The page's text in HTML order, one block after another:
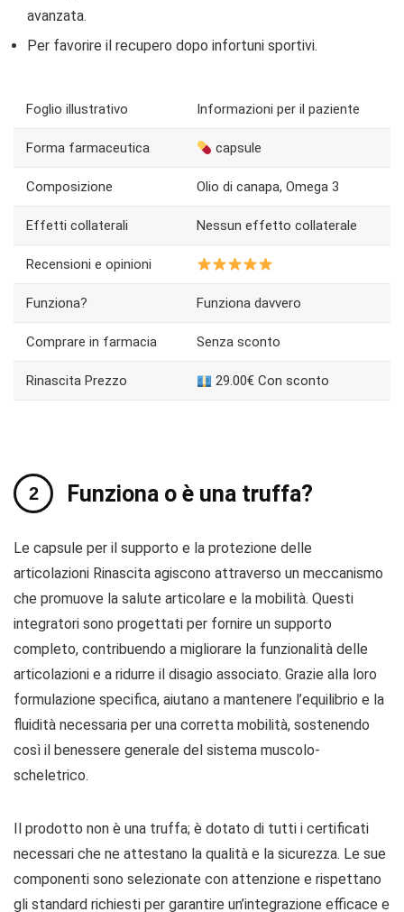
avanzata.
Per favorire il recupero dopo infortuni sportivi.
Foglio illustrativo Informazioni per il paziente
Forma farmaceutica capsule
Composizione Olio di canapa, Omega 3
Effetti collaterali Nessun effetto collaterale
Recensioni e opinioni
Funziona? Funziona davvero
Comprare in farmacia Senza sconto
Rinascita Prezzo 29.00€ Con sconto
Funziona o è una truffa?
Le capsule per il supporto e la protezione delle
articolazioni Rinascita agiscono attraverso un meccanismo
che promuove la salute articolare e la mobilità. Questi
integratori sono progettati per fornire un supporto
completo, contribuendo a migliorare la funzionalità delle
articolazioni e a ridurre il disagio associato. Grazie alla loro
formulazione specifica, aiutano a mantenere l’equilibrio e la
fluidità necessaria per una corretta mobilità, sostenendo
così il benessere generale del sistema muscolo-
scheletrico.
Il prodotto non è una truffa; è dotato di tutti i certificati
necessari che ne attestano la qualità e la sicurezza. Le sue
componenti sono selezionate con attenzione e rispettano
gli standard richiesti per garantire un’integrazione efficace e